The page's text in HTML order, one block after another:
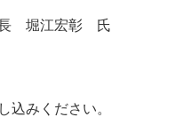
長 堀江宏彰 氏
込みください。